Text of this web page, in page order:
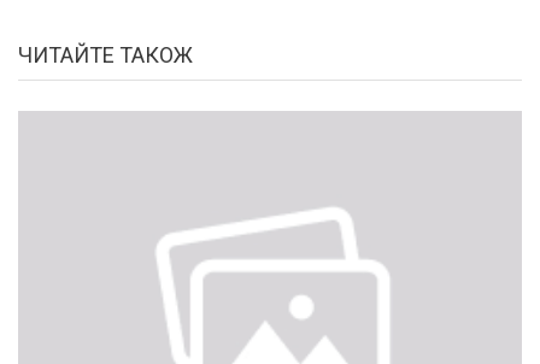
ЧИТАЙТЕ ТАКОЖ